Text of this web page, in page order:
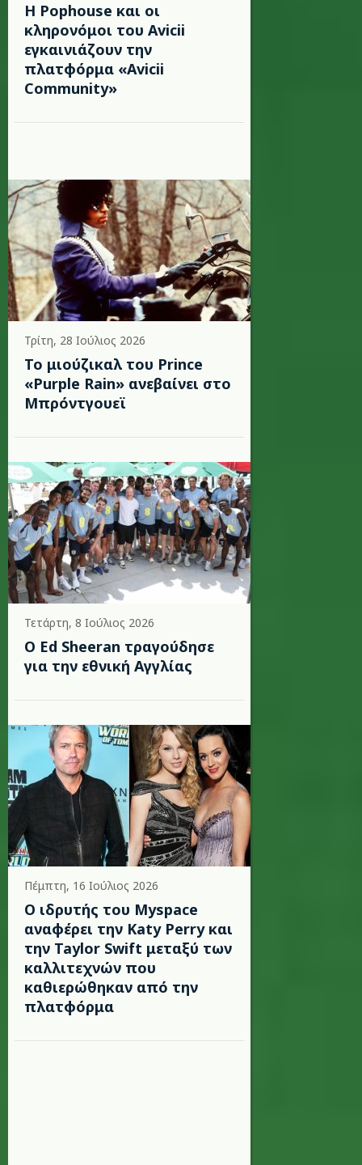
Η Pophouse και οι
κληρονόμοι του Avicii
εγκαινιάζουν την
πλατφόρμα «Avicii
Community»
Τρίτη, 28 Ιούλιος 2026
Το μιούζικαλ του Prince
«Purple Rain» ανεβαίνει στο
Μπρόντγουεϊ
Τετάρτη, 8 Ιούλιος 2026
Ο Ed Sheeran τραγούδησε
για την εθνική Αγγλίας
Πέμπτη, 16 Ιούλιος 2026
Ο ιδρυτής του Myspace
αναφέρει την Katy Perry και
την Taylor Swift μεταξύ των
καλλιτεχνών που
καθιερώθηκαν από την
πλατφόρμα